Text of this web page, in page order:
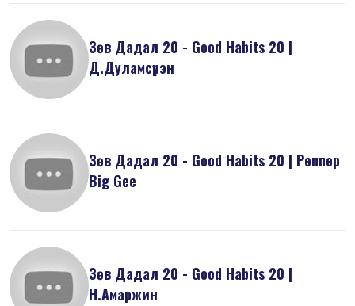
Зөв Дадал 20 - Good Habits 20 |
Д.Дуламсүрэн
Зөв Дадал 20 - Good Habits 20 | Реппер
Big Gee
Зөв Дадал 20 - Good Habits 20 |
Н.Амаржин